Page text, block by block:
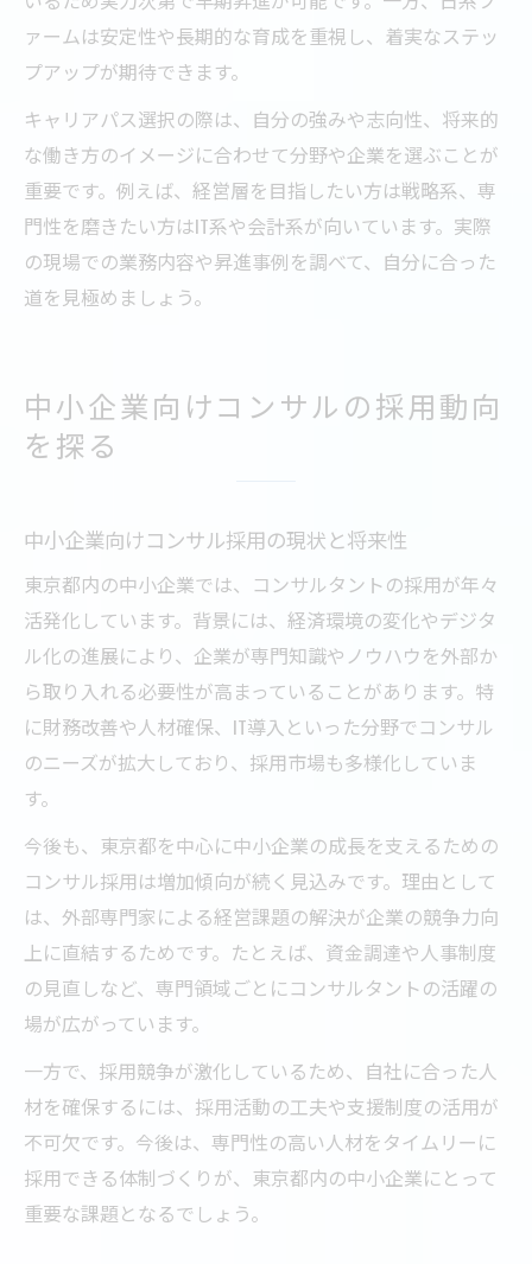
ァームは安定性や長期的な育成を重視し、着実なステッ
プアップが期待できます。
キャリアパス選択の際は、自分の強みや志向性、将来的
な働き方のイメージに合わせて分野や企業を選ぶことが
重要です。例えば、経営層を目指したい方は戦略系、専
門性を磨きたい方はIT系や会計系が向いています。実際
の現場での業務内容や昇進事例を調べて、自分に合った
道を見極めましょう。
中小企業向けコンサルの採用動向
を探る
中小企業向けコンサル採用の現状と将来性
東京都内の中小企業では、コンサルタントの採用が年々
活発化しています。背景には、経済環境の変化やデジタ
ル化の進展により、企業が専門知識やノウハウを外部か
ら取り入れる必要性が高まっていることがあります。特
に財務改善や人材確保、IT導入といった分野でコンサル
のニーズが拡大しており、採用市場も多様化していま
す。
今後も、東京都を中心に中小企業の成長を支えるための
コンサル採用は増加傾向が続く見込みです。理由として
は、外部専門家による経営課題の解決が企業の競争力向
上に直結するためです。たとえば、資金調達や人事制度
の見直しなど、専門領域ごとにコンサルタントの活躍の
場が広がっています。
一方で、採用競争が激化しているため、自社に合った人
材を確保するには、採用活動の工夫や支援制度の活用が
不可欠です。今後は、専門性の高い人材をタイムリーに
採用できる体制づくりが、東京都内の中小企業にとって
重要な課題となるでしょう。